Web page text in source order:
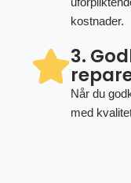
kostnader.
3.
Når du
med